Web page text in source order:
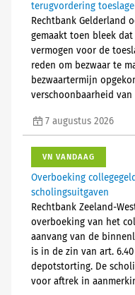
terugvordering
Rechtbank Gelderland
gemaakt toen bleek
vermogen voor de
reden om bezwaar te
bezwaartermijn
verschoonbaarheid
7 augustus 2026
VN VANDAAG
Overboeking
scholingsuitgaven
Rechtbank Zeeland-
overboeking van het
aanvang van de
is in de zin van art. 6.40
depotstorting. De
voor aftrek in